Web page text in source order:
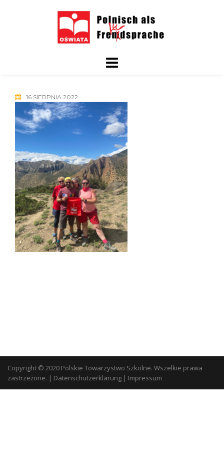
16 SIERPNIA 2022
Copyright © 2020 Polskie Towarzystwo Szkolne. Wszelkie prawa
zastrzeżone. | Datenschutzerklärung | Impressum